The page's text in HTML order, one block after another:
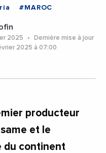
#MAROC
2025
Dernière mise à jour
2025 à 07:00
producteur
et le
du continent